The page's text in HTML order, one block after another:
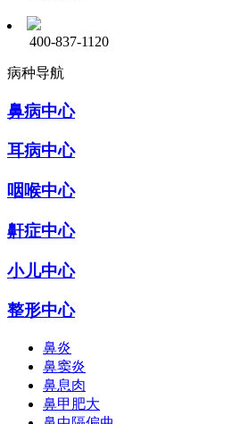
400-837-1120
病种导航
鼻病中心
耳病中心
咽喉中心
鼾症中心
小儿中心
整形中心
鼻炎
鼻窦炎
鼻息肉
鼻甲肥大